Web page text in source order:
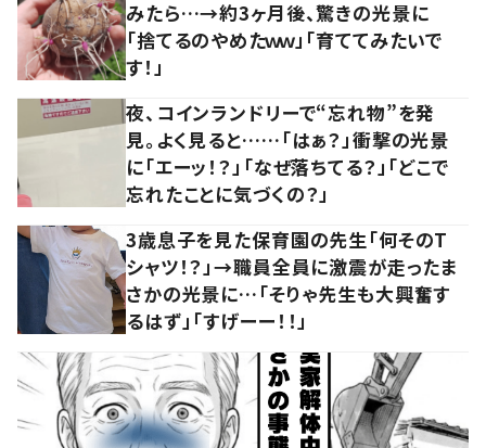
みたら…→約3ヶ月後、驚きの光景に
「捨てるのやめたｗｗ」「育ててみたいで
す！」
夜、コインランドリーで“忘れ物”を発
見。よく見ると……「はぁ？」衝撃の光景
に「エーッ！？」「なぜ落ちてる？」「どこで
忘れたことに気づくの？」
3歳息子を見た保育園の先生「何そのT
シャツ！？」→職員全員に激震が走ったま
さかの光景に…「そりゃ先生も大興奮す
るはず」「すげーー！！」